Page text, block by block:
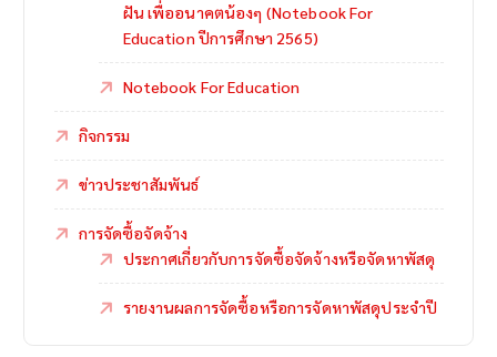
ฝัน เพื่ออนาคตน้องๆ (Notebook For
Education ปีการศึกษา 2565)
Notebook For Education
กิจกรรม
ข่าวประชาสัมพันธ์
การจัดซื้อจัดจ้าง
ประกาศเกี่ยวกับการจัดซื้อจัดจ้างหรือจัดหาพัสดุ
รายงานผลการจัดซื้อหรือการจัดหาพัสดุประจำปี